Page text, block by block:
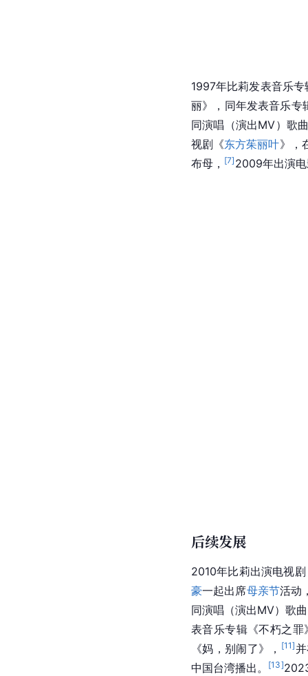
1997年比莉发表音乐
丽》，同年发表音乐专
同演唱（演出MV）歌
视剧《东方茱丽叶》，
布母， [7] 2009年出演
后续发展
2010年比莉出演电视
豪一起出席母亲节活动
同演唱（演出MV）歌
表音乐专辑《不朽之
《妈，别闹了》， [11]
中国台湾播出。
[13]